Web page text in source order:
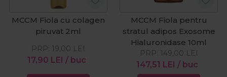
MCCM Fiola cu colagen
piruvat 2ml
17,90 LEI / buc
PRP: 19,00 LEI
MCCM Fiola pentru
stratul adipos Exosome
Hialuronidase 10ml
147,51 LEI / buc
PRP: 149,00 LEI